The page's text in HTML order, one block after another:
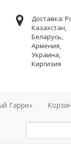
Доставка:
Казахстан,
Беларусь,
Армения,
Украина,
Киргизия
Гарри»